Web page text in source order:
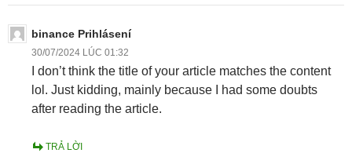
binance Prihlásení
30/07/2024 LÚC 01:32
I don’t think the title of your article matches the content
lol. Just kidding, mainly because I had some doubts
after reading the article.
TRẢ LỜI